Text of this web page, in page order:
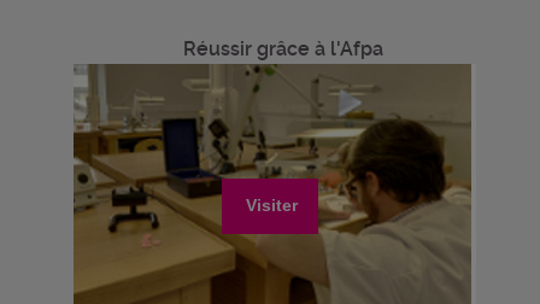
Réussir grâce à l'Afpa
Visiter